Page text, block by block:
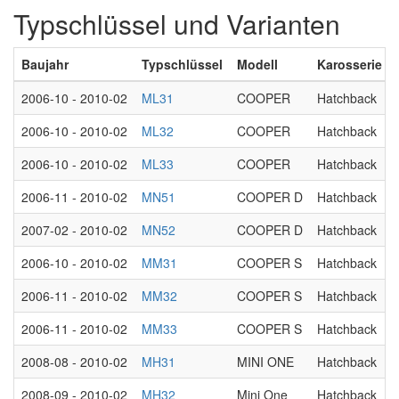
Typschlüssel und Varianten
Baujahr Typschlüssel Modell Karosserie
2006-10 - 2010-02
ML31 COOPER Hatchback
2006-10 - 2010-02
ML32 COOPER Hatchback
2006-10 - 2010-02
ML33 COOPER Hatchback
2006-11 - 2010-02
MN51 COOPER D Hatchback
2007-02 - 2010-02
MN52 COOPER D Hatchback
2006-10 - 2010-02
MM31 COOPER S Hatchback
2006-11 - 2010-02
MM32 COOPER S Hatchback
2006-11 - 2010-02
MM33 COOPER S Hatchback
2008-08 - 2010-02
MH31 MINI ONE Hatchback
2008-09 - 2010-02
MH32 Mini One Hatchback